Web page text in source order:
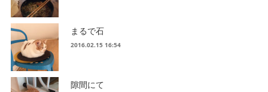
まるで石
2016.02.15 16:54
隙間にて